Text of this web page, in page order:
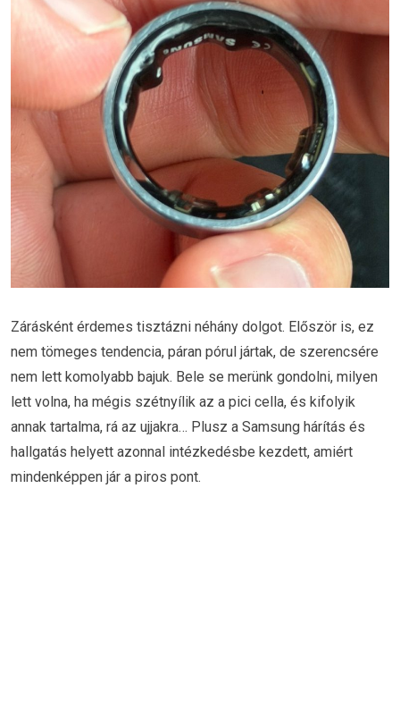
Zárásként érdemes tisztázni néhány dolgot. Először is, ez
nem tömeges tendencia, páran pórul jártak, de szerencsére
nem lett komolyabb bajuk. Bele se merünk gondolni, milyen
lett volna, ha mégis szétnyílik az a pici cella, és kifolyik
annak tartalma, rá az ujjakra… Plusz a Samsung hárítás és
hallgatás helyett azonnal intézkedésbe kezdett, amiért
mindenképpen jár a piros pont.